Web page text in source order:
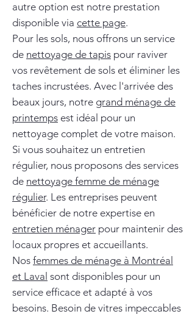
autre option est notre prestation
disponible via cette page.
Pour les sols, nous offrons un service
de nettoyage de tapis pour raviver
vos revêtement de sols et éliminer les
taches incrustées. Avec l'arrivée des
beaux jours, notre grand ménage de
printemps est idéal pour un
nettoyage complet de votre maison.
Si vous souhaitez un entretien
régulier, nous proposons des services
de nettoyage femme de ménage
régulier. Les entreprises peuvent
bénéficier de notre expertise en
entretien ménager pour maintenir des
locaux propres et accueillants.
Nos femmes de ménage à Montréal
et Laval sont disponibles pour un
service efficace et adapté à vos
besoins. Besoin de vitres impeccables